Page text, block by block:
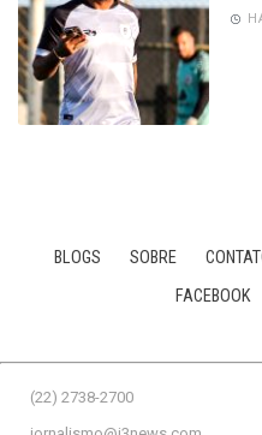
BLOGS SOBRE
FACEBOOK
(22) 2738-2700